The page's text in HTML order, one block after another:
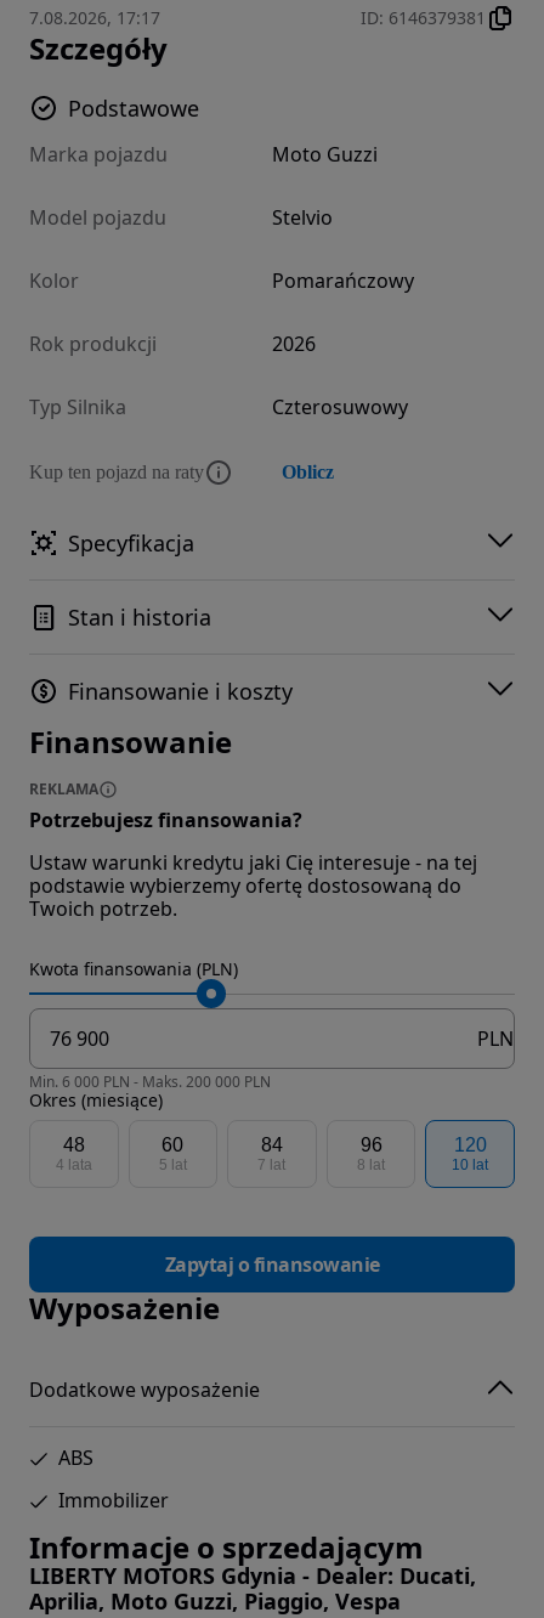
7.08.2026, 17:17 ID: 6146379381
Szczegóły
Podstawowe
Marka pojazdu Moto Guzzi
Model pojazdu Stelvio
Kolor Pomarańczowy
Rok produkcji 2026
Typ Silnika Czterosuwowy
Kup ten pojazd na raty Oblicz
Specyfikacja
Stan i historia
Finansowanie i koszty
Finansowanie
REKLAMA
Potrzebujesz finansowania?
Ustaw warunki kredytu jaki Cię interesuje - na tej
podstawie wybierzemy ofertę dostosowaną do
Twoich potrzeb.
Kwota finansowania (PLN)
PLN
Min. 6 000 PLN - Maks. 200 000 PLN
Okres (miesiące)
48
4 lata
60
5 lat
84
7 lat
96
8 lat
120
10 lat
Zapytaj o finansowanie
Wyposażenie
Dodatkowe wyposażenie
ABS
Immobilizer
Informacje o sprzedającym
LIBERTY MOTORS Gdynia - Dealer: Ducati,
Aprilia, Moto Guzzi, Piaggio, Vespa